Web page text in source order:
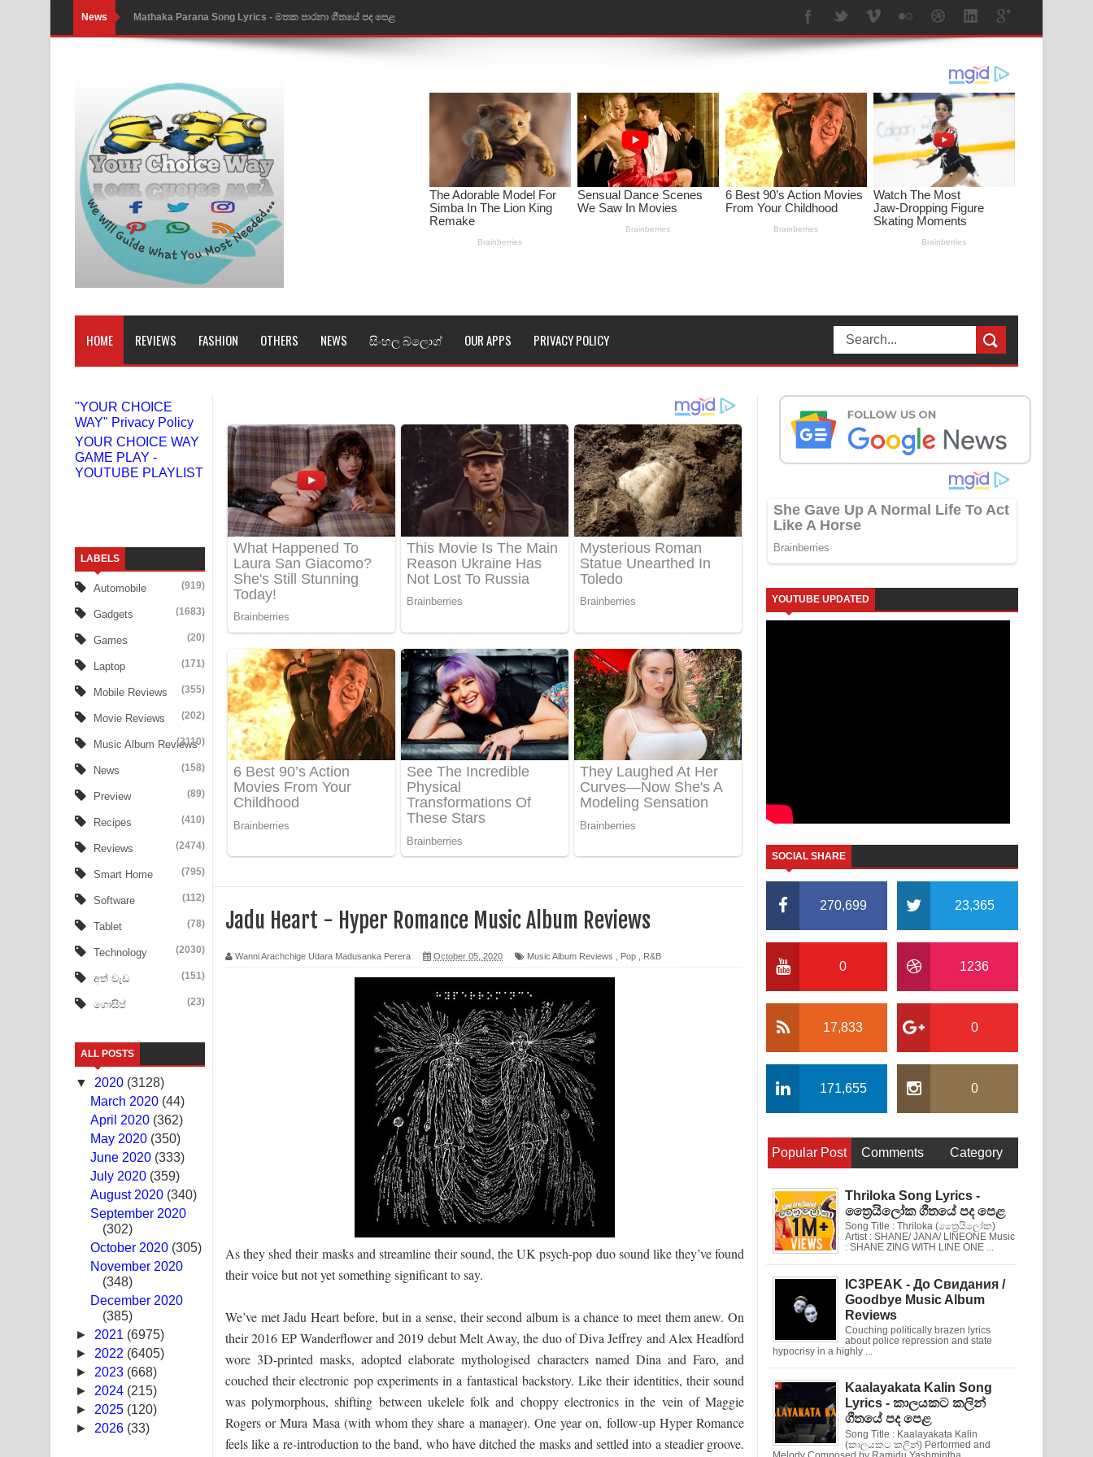
News Nimnadhen Song Lyrics - නිම්නාදෙන් ගීතයේ පද පෙළ
Obamai Mage Adare Song Lyrics - ඔබමයි මගේ ආදරේ ගීතයේ පද පෙළ
Pansal Gihin Song Lyrics - පන්සල් ගිහිං ගීතයේ පද පෙළ
Ankeliya Song Lyrics - අංකෙළිය ගීතයේ පද පෙළ
DEAR GOD Song Lyrics - ඩියර් ගෝඩ් ගීතයේ පද පෙළ
MANAMALA KATHA Song Lyrics - මනමාල කතා ගීතයේ පද පෙළ
Dai Dai Lyrics - Shakira, Burna Boy | 2026 football world cup song lyrics
Lassana Amma Song Lyrics - ලස්සන අම්මා ගීතයේ පද පෙළ
Gemak Deela Song Lyrics - ගේමක් දීලා ගීතයේ පද පෙළ
Doni Song Lyrics - දෝණි ගීතයේ පද පෙළ
Benthara Palame Song Lyrics - බෙන්තර පාලමේ ගීතයේ පද පෙළ
Sanda Babalena Song Lyrics - සඳ බැබලෙන ගීතයේ පද පෙළ
Adare Wadi Nisa Song Lyrics - ආදරේ වැඩි නිසා ගීතයේ පද පෙළ
UNUHUMA Song Lyrics - උණුහුම ගීතයේ පද පෙළ
Katakara Song Lyrics - කටකාර ගීතයේ පද පෙළ
Tharu Yaye Dilena Song Lyrics - තරු යායේ දිලෙනා ගීතයේ පද පෙළ
Ow Man Sosa Song Lyrics - ඔව් මං සෝසා ගීතයේ පද පෙළ
Heavy Weight Song Lyrics
Aye Lanweela Song Lyrics - ආයේ ලංවීලා ගීතයේ පද පෙළ
Ala purannata Song Lyrics - ආල පුරන්නට ගීතයේ පද පෙළ
FEVER DREAM Lyrics - Alex Warren
Apa Hamuwee Song Lyrics - අප හමුවී ගීතයේ පද පෙළ
PATHINIYE Song Lyrics - පතිනියනේ ගීතයේ පද පෙළ
Mathaka Aluthin Liyanna Song Lyrics - මතක අලුතින් ලියන්න ගීතයේ පද පෙළ
Sandak Awith Song Lyrics - සඳක් ඇවිත් ගීතයේ පද පෙළ
Swetha Sande Song Lyrics - ශ්වේත සඳේ ගීතයේ පද පෙළ
Ma Igili Giya Lyrics - මා ඉගිලී ගියා ගීතයේ පද පෙළ
Ras Balan Song Lyrics - රැස් බලන් ගීතයේ පද පෙළ
Hoda sihiyen Song Lyrics - හොද සිහියෙන් ගීතයේ පද පෙළ
Awanken Song Lyrics - අවංකෙන් ගීතයේ පද පෙළ
Pa Sina Song Lyrics - පෑ සිනා ගීතයේ පද පෙළ
Pemwanthiye Song Lyrics - පෙම්වන්තියේ ගීතයේ පද පෙළ
Manobhawa Song Lyrics - මනෝභව ගීතයේ පද පෙළ
Akahe Indala Song Lyrics - ආකාහේ ඉඳලා ගීතයේ පද පෙළ
Raawaya Song Lyrics - රාවය ගීතයේ පද පෙළ
Saddeta Denna Song Lyrics - සද්දෙට දෙන්න ගීතයේ පද පෙළ
Kaalaya Song Lyrics - කාලය ගීතයේ පද පෙළ
Aramuna Song Lyrics - අරමුණ ගීතයේ පද පෙළ
HOME REVIEWS FASHION OTHERS NEWS සිංහල බ්ලොග් OUR APPS PRIVACY POLICY
"YOUR CHOICE
WAY" Privacy Policy
YOUR CHOICE WAY
GAME PLAY -
YOUTUBE PLAYLIST
LABELS
Automobile (919)
Gadgets (1683)
Games (20)
Laptop (171)
Mobile Reviews (355)
Movie Reviews (202)
Music Album Reviews
(3110)
News (158)
Preview (89)
Recipes (410)
Reviews (2474)
Smart Home (795)
Software (112)
Tablet (78)
Technology (2030)
අත් වැඩ (151)
ගොසිප් (23)
ALL POSTS
▼ 2020 (3128)
March 2020 (44)
April 2020 (362)
May 2020 (350)
June 2020 (333)
July 2020 (359)
August 2020 (340)
September 2020
(302)
October 2020 (305)
November 2020
(348)
December 2020
(385)
► 2021 (6975)
► 2022 (6405)
► 2023 (668)
► 2024 (215)
► 2025 (120)
► 2026 (33)
Jadu Heart - Hyper Romance Music Album Reviews
Wanni Arachchige Udara Madusanka Perera October 05, 2020 Music Album Reviews Pop R&B
As they shed their masks and streamline their sound, the UK psych-pop duo sound like they’ve found
their voice but not yet something significant to say.
We’ve met Jadu Heart before, but in a sense, their second album is a chance to meet them anew. On
their 2016 EP Wanderflower and 2019 debut Melt Away, the duo of Diva Jeffrey and Alex Headford
wore 3D-printed masks, adopted elaborate mythologised characters named Dina and Faro, and
couched their electronic pop experiments in a fantastical backstory. Like their identities, their sound
was polymorphous, shifting between ukelele folk and choppy electronics in the vein of Maggie
Rogers or Mura Masa (with whom they share a manager). One year on, follow-up Hyper Romance
feels like a re-introduction to the band, who have ditched the masks and settled into a steadier groove.
YOUTUBE UPDATED
SOCIAL SHARE
270,699 23,365
0 1236
17,833 0
171,655 0
Popular Post Comments Category
Thriloka Song Lyrics -
ත්‍රෛයිලෝක ගීතයේ පද පෙළ
Song Title : Thriloka (ත්‍රෛයිලෝක)
Artist : SHANE/ JANA/ LINEONE Music
: SHANE ZING WITH LINE ONE ...
IC3PEAK - До Свидания /
Goodbye Music Album
Reviews
Couching politically brazen lyrics
about police repression and state
hypocrisy in a highly ...
Kaalayakata Kalin Song
Lyrics - කාලයකට කලින්
ගීතයේ පද පෙළ
Song Title : Kaalayakata Kalin
(කාලයකට කලින්) Performed and
Melody Composed by Ramidu Yashmintha ...